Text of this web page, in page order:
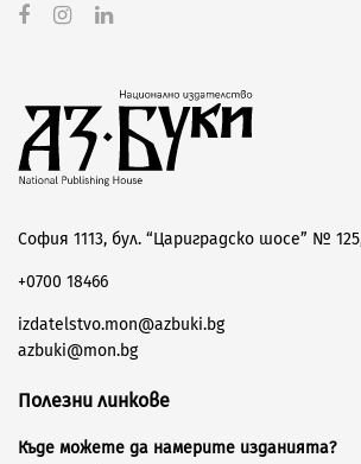
София 1113, бул. “Цариградско шосе” №
+0700 18466
izdatelstvo.mon@azbuki.bg
azbuki@mon.bg
Полезни линкове
Къде можете да намерите изданията?